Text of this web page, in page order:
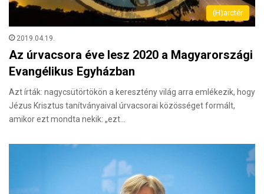
(H)arctér
2019.04.19.
Az úrvacsora éve lesz 2020 a Magyarországi
Evangélikus Egyházban
Azt írták: nagycsütörtökön a keresztény világ arra emlékezik, hogy
Jézus Krisztus tanítványaival úrvacsorai közösséget formált,
amikor ezt mondta nekik: „ezt…